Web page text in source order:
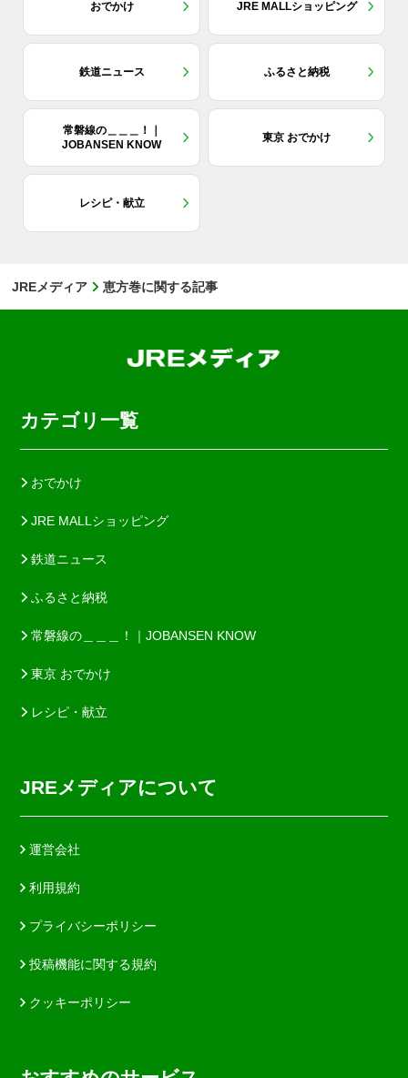
おでかけ JRE MALLショッピング
鉄道ニュース ふるさと納税
常磐線の＿＿＿！｜
JOBANSEN KNOW
東京 おでかけ
レシピ・献立
JREメディア 恵方巻に関する記事
カテゴリ一覧
おでかけ
JRE MALLショッピング
鉄道ニュース
ふるさと納税
常磐線の＿＿＿！｜JOBANSEN KNOW
東京 おでかけ
レシピ・献立
JREメディアについて
運営会社
利用規約
プライバシーポリシー
投稿機能に関する規約
クッキーポリシー